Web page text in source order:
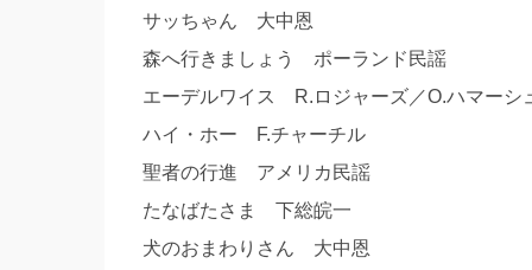
サッちゃん 大中恩
森へ行きましょう ポーランド民謡
エーデルワイス R.ロジャーズ／O.ハマーシ
ハイ・ホー F.チャーチル
聖者の行進 アメリカ民謡
たなばたさま 下総皖一
犬のおまわりさん 大中恩